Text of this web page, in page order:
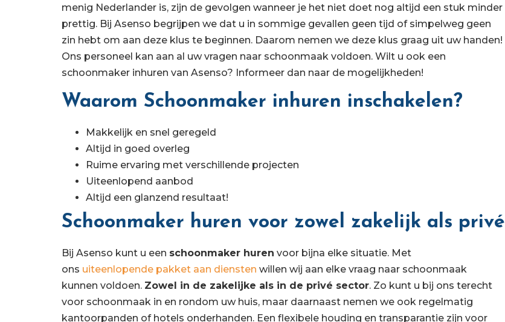
menig Nederlander is, zijn de gevolgen wanneer je het niet doet nog altijd een stuk minder
prettig. Bij Asenso begrijpen we dat u in sommige gevallen geen tijd of simpelweg geen
zin hebt om aan deze klus te beginnen. Daarom nemen we deze klus graag uit uw handen!
Ons personeel kan aan al uw vragen naar schoonmaak voldoen. Wilt u ook een
schoonmaker inhuren van Asenso? Informeer dan naar de mogelijkheden!
Waarom Schoonmaker inhuren inschakelen?
Makkelijk en snel geregeld
Altijd in goed overleg
Ruime ervaring met verschillende projecten
Uiteenlopend aanbod
Altijd een glanzend resultaat!
Schoonmaker huren voor zowel zakelijk als privé
Bij Asenso kunt u een schoonmaker huren voor bijna elke situatie. Met
ons uiteenlopende pakket aan diensten willen wij aan elke vraag naar schoonmaak
kunnen voldoen. Zowel in de zakelijke als in de privé sector. Zo kunt u bij ons terecht
voor schoonmaak in en rondom uw huis, maar daarnaast nemen we ook regelmatig
kantoorpanden of hotels onderhanden. Een flexibele houding en transparantie zijn voor